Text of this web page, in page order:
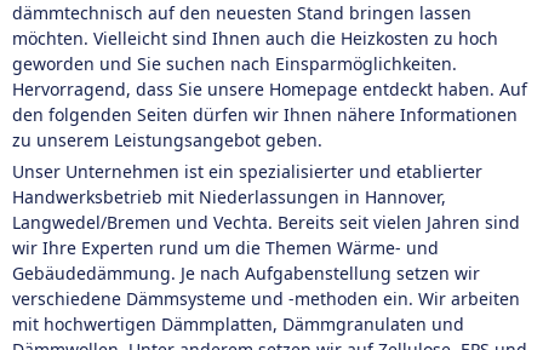
dämmtechnisch auf den neuesten Stand bringen lassen
möchten. Vielleicht sind Ihnen auch die Heizkosten zu hoch
geworden und Sie suchen nach Einsparmöglichkeiten.
Hervorragend, dass Sie unsere Homepage entdeckt haben. Auf
den folgenden Seiten dürfen wir Ihnen nähere Informationen
zu unserem Leistungsangebot geben.
Unser Unternehmen ist ein spezialisierter und etablierter
Handwerksbetrieb mit Niederlassungen in Hannover,
Langwedel/Bremen und Vechta. Bereits seit vielen Jahren sind
wir Ihre Experten rund um die Themen Wärme- und
Gebäudedämmung. Je nach Aufgabenstellung setzen wir
verschiedene Dämmsysteme und -methoden ein. Wir arbeiten
mit hochwertigen Dämmplatten, Dämmgranulaten und